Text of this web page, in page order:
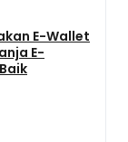
E-Wallet
E-